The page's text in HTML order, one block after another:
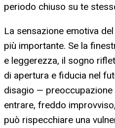
periodo chiuso su te
La sensazione emotiva
più importante. Se la
e leggerezza, il sogno
di apertura e fiducia nel
disagio —
entrare, freddo
può rispecchiare una